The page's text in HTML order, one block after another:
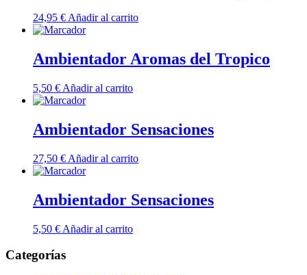
24,95 € Añadir al carrito
Ambientador Aromas del Tropico
5,50 € Añadir al carrito
Ambientador Sensaciones
27,50 € Añadir al carrito
Ambientador Sensaciones
5,50 € Añadir al carrito
Categorías